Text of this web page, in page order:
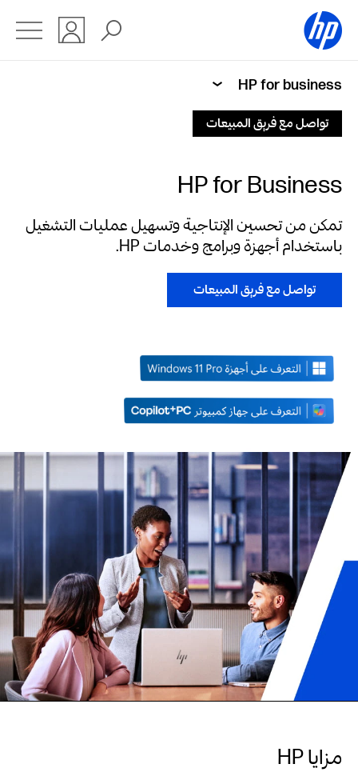
HP for business
تواصل مع فريق المبيعات
HP for Business
تمكن من تحسين الإنتاجية وتسهيل عمليات التشغيل
باستخدام أجهزة وبرامج وخدمات HP.
تواصل مع فريق المبيعات
مزايا HP